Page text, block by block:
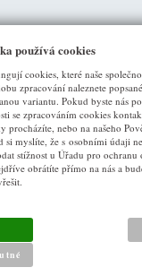
řád
nakládání s osobními
používá cookies
cookies, které naše
zpracování naleznete
variantu. Pokud byste nás
se zpracováním cookies
procházíte, nebo na našeho
si myslíte, že s osobními údaji
stížnost u Úřadu pro ochranu
obrátíte přímo na nás a